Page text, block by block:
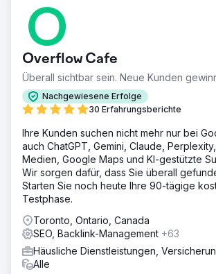
Overflow Cafe
Überall sichtbar sein. Neue Kunden
Nachgewiesene Erfolge
30 Erfahrungsberichte
Ihre Kunden suchen nicht mehr nur bei
auch ChatGPT, Gemini, Claude,
Medien, Google Maps und KI-gestützte
Wir sorgen dafür, dass Sie überall
Starten Sie noch heute Ihre 90-tägige
Testphase.
Toronto, Ontario, Canada
SEO, Backlink-Management +63
Häusliche Dienstleistungen,
Alle